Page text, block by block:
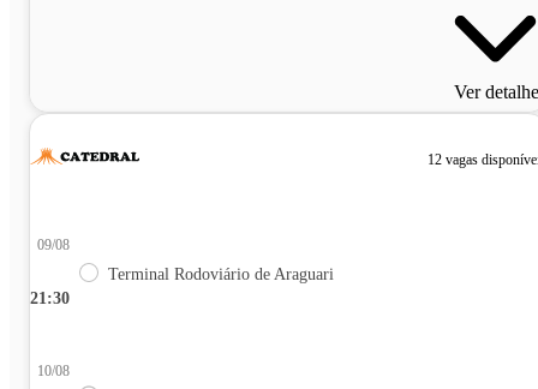
Ver
12 vagas
21:30
09/08
Terminal Rodoviário de Araguari
10/08